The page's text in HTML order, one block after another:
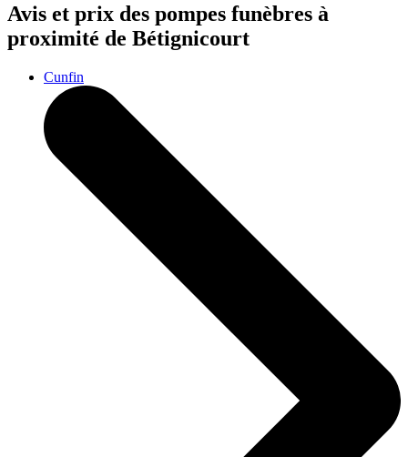
Avis et prix des pompes funèbres à
proximité de Bétignicourt
Cunfin